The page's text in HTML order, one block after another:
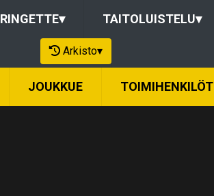
RINGETTE▾ TAITOLUISTELU▾
Arkisto▾
JOUKKUE TOIMIHENKILÖT